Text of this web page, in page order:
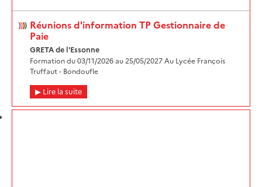
Réunions d'information TP Gestionnaire de
Paie
GRETA de l'Essonne
Formation du 03/11/2026 au 25/05/2027 Au Lycée François
Truffaut - Bondoufle
Lire la suite